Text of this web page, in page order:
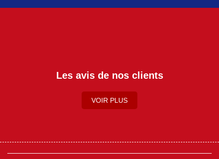
Les avis de nos clients
VOIR PLUS